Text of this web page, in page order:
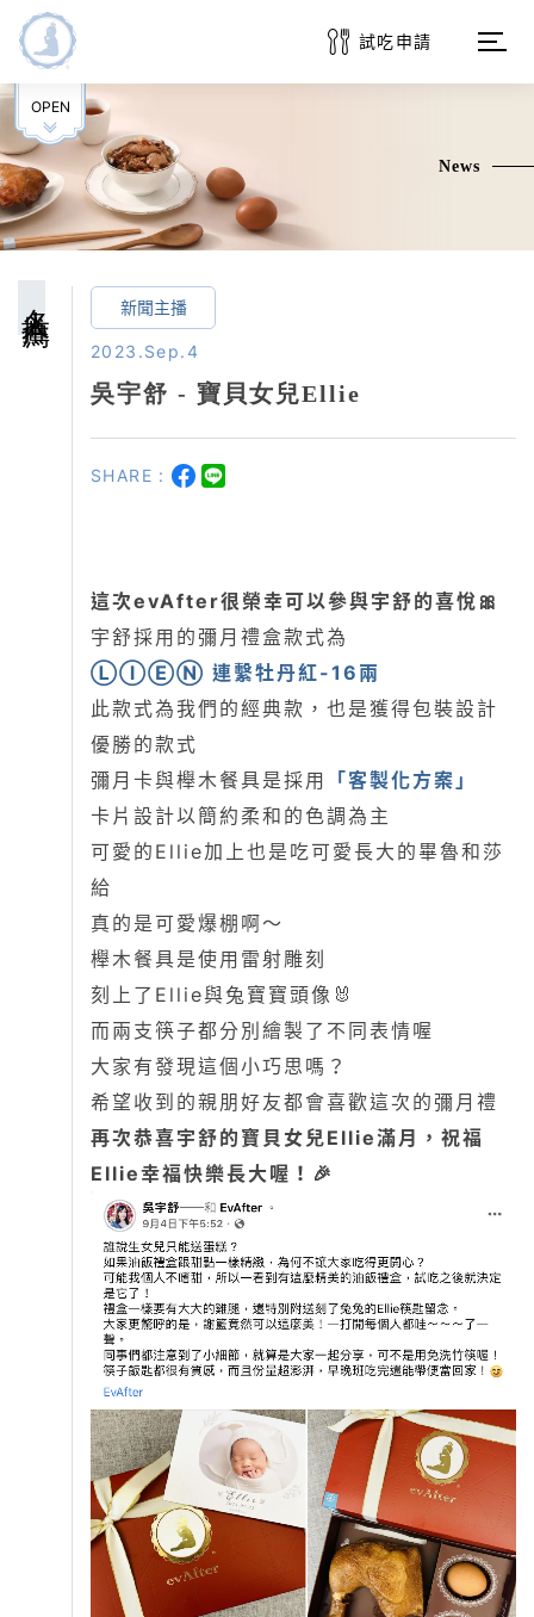
News
消息快報
常見問題
試吃申請
OPEN
新聞主播
2023.Sep.4
吳宇舒 - 寶貝女兒Ellie
SHARE :
這次evAfter很榮幸可以參與宇舒的喜悅🎀
宇舒採用的彌月禮盒款式為
ⓁⒾⒺⓃ 連繫牡丹紅-16兩
此款式為我們的經典款，也是獲得包裝設計
優勝的款式
彌月卡與櫸木餐具是採用
「客製化方案」
卡片設計以簡約柔和的色調為主
可愛的Ellie加上也是吃可愛長大的畢魯和莎
給
真的是可愛爆棚啊～
櫸木餐具是使用雷射雕刻
刻上了Ellie與兔寶寶頭像🐰
而兩支筷子都分別繪製了不同表情喔
大家有發現這個小巧思嗎？
希望收到的親朋好友都會喜歡這次的彌月禮
再次恭喜宇舒的寶貝女兒Ellie滿月，祝福
Ellie幸福快樂長大喔！🎉